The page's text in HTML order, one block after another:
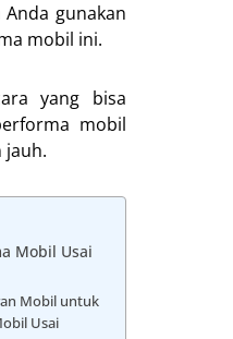
gunakan
mobil ini.
yang bisa
mobil
jauh.
Mobil Usai
Mobil untuk
Usai